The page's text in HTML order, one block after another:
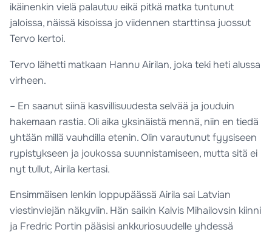
ikäinenkin vielä palautuu eikä pitkä matka tuntunut
jaloissa, näissä kisoissa jo viidennen starttinsa juossut
Tervo kertoi.
Tervo lähetti matkaan Hannu Airilan, joka teki heti alussa
virheen.
– En saanut siinä kasvillisuudesta selvää ja jouduin
hakemaan rastia. Oli aika yksinäistä mennä, niin en tiedä
yhtään millä vauhdilla etenin. Olin varautunut fyysiseen
rypistykseen ja joukossa suunnistamiseen, mutta sitä ei
nyt tullut, Airila kertasi.
Ensimmäisen lenkin loppupäässä Airila sai Latvian
viestinviejän näkyviin. Hän saikin Kalvis Mihailovsin kiinni
ja Fredric Portin pääsisi ankkuriosuudelle yhdessä